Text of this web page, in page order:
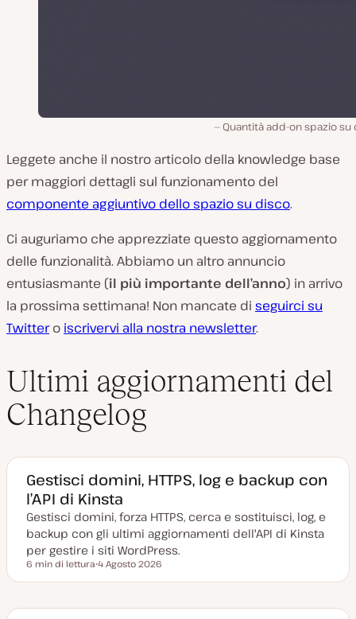
Quantità add-on spazio su
Leggete anche il nostro articolo della knowledge base
per maggiori dettagli sul funzionamento del
componente aggiuntivo dello spazio su disco.
Ci auguriamo che apprezziate questo aggiornamento
delle funzionalità. Abbiamo un altro annuncio
entusiasmante (il più importante dell’anno) in arrivo
la prossima settimana! Non mancate di seguirci su
Twittero iscrivervi alla nostra newsletter.
Ultimi aggiornamenti del
Changelog
Gestisci domini, HTTPS, log e backup con
l’API di Kinsta
Gestisci domini, forza HTTPS, cerca e sostituisci, log, e
backup con gli ultimi aggiornamenti dell'API di Kinsta
per gestire i siti WordPress.
Tempo di lettura
6 min di lettura
a
4 Agosto 2026